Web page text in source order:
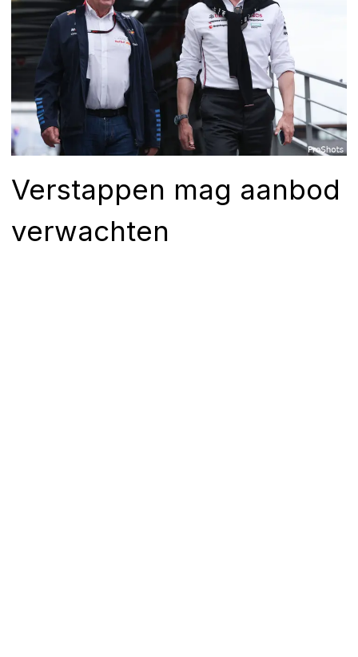
Verstappen mag aanbod
verwachten